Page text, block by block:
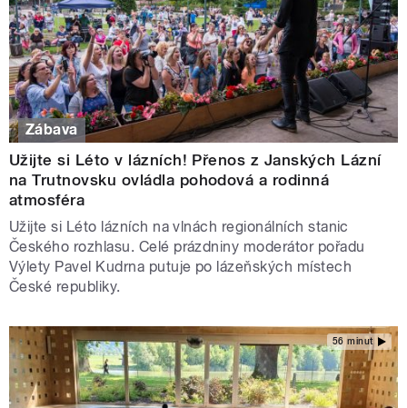
Zábava
Užijte si Léto v lázních! Přenos z Janských Lázní
na Trutnovsku ovládla pohodová a rodinná
atmosféra
Užijte si Léto lázních na vlnách regionálních stanic
Českého rozhlasu. Celé prázdniny moderátor pořadu
Výlety Pavel Kudrna putuje po lázeňských místech
České republiky.
56 minut